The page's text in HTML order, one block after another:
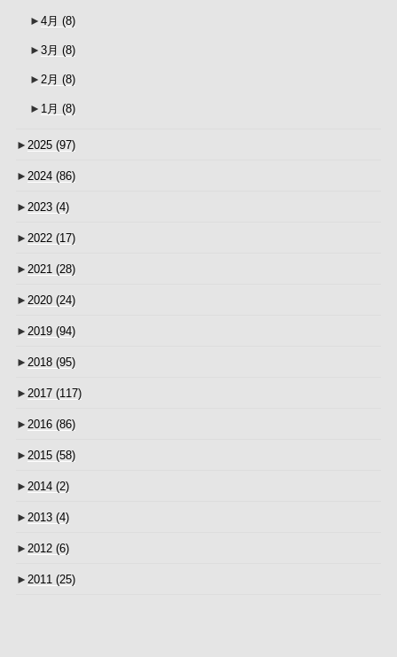
► 4月 (8)
► 3月 (8)
► 2月 (8)
► 1月 (8)
► 2025 (97)
► 2024 (86)
► 2023 (4)
► 2022 (17)
► 2021 (28)
► 2020 (24)
► 2019 (94)
► 2018 (95)
► 2017 (117)
► 2016 (86)
► 2015 (58)
► 2014 (2)
► 2013 (4)
► 2012 (6)
► 2011 (25)